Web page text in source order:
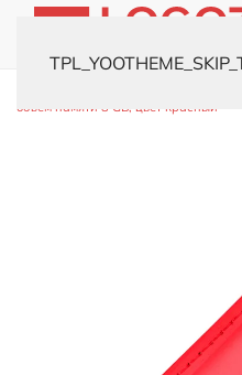
объем памяти 8 GB, цвет красный